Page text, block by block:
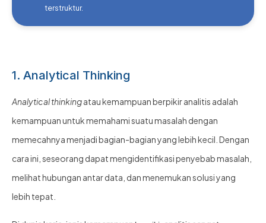
terstruktur.
1. Analytical Thinking
Analytical thinkingatau kemampuan berpikir analitis adalah
kemampuan untuk memahami suatu masalah dengan
memecahnya menjadi bagian-bagian yang lebih kecil. Dengan
cara ini, seseorang dapat mengidentifikasi penyebab masalah,
melihat hubungan antar data, dan menemukan solusi yang
lebih tepat.